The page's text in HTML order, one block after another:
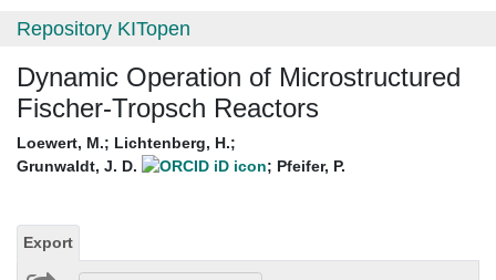
Repository KITopen
Dynamic Operation of Microstructured
Fischer-Tropsch Reactors
Loewert, M.; Lichtenberg, H.;
Grunwaldt, J. D.
; Pfeifer, P.
Export